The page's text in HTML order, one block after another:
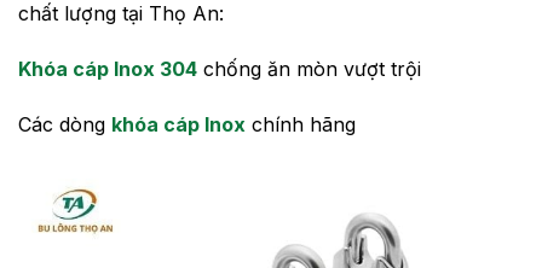
chất lượng tại Thọ An:
Khóa cáp Inox 304 chống ăn mòn vượt trội
Các dòng khóa cáp Inox chính hãng